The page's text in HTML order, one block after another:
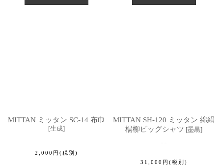
MITTAN ミッタン SC-14 布巾
[生成]
2,000 円 (税別)
MITTAN SH-120 ミッタン 綿絹
楊柳ビッグシャツ [墨黒]
31,000 円 (税別)